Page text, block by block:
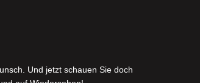
Und jetzt schauen Sie doch